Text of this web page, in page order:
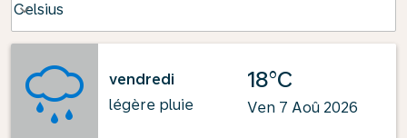
Celsius
keyboard_arrow_down
vendredi
légère pluie
18°C
Ven 7 Aoû 2026